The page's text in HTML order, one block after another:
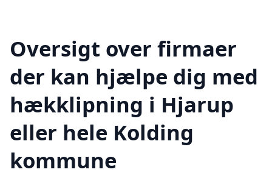
Oversigt over firmaer
der kan hjælpe dig med
hækklipning i Hjarup
eller hele Kolding
kommune